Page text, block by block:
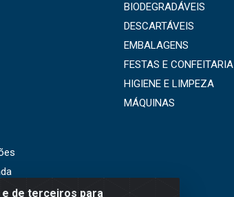
de terceiros para
BIODEGRADÁVEIS
DESCARTÁVEIS
EMBALAGENS
FESTAS E CONFEITARIA
HIGIENE E LIMPEZA
MÁQUINAS